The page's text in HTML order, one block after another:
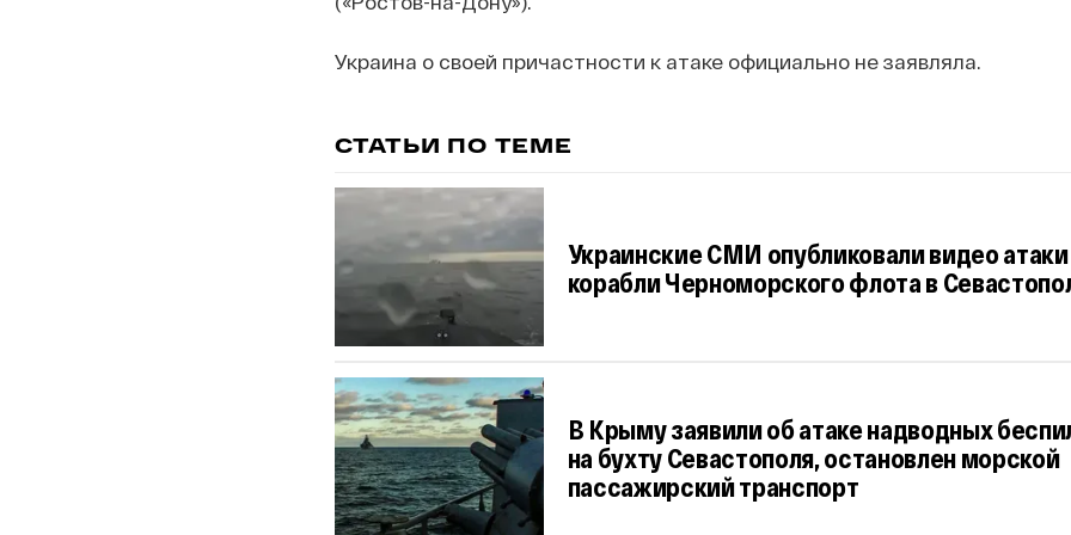
Украина о своей причастности к атаке официально не заявляла.
СТАТЬИ ПО ТЕМЕ
Украинские СМИ опубликовали видео атаки
корабли Черноморского флота в
В Крыму заявили об атаке надводных
на бухту Севастополя, остановлен морской
пассажирский транспорт